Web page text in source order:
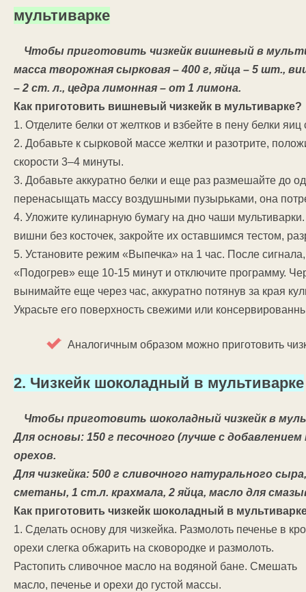
мультиварке
Чтобы приготовить чизкейк вишневый в
масса творожная сырковая – 400 г, яйца – 5 шт.,
– 2 ст. л., цедра лимонная – от 1 лимона.
Как приготовить вишневый чизкейк в мультиварке?
1. Отделите белки от желтков и взбейте в пену белки яиц
2. Добавьте к сырковой массе желтки и разотрите,
скорости 3–4 минуты.
3. Добавьте аккуратно белки и еще раз размешайте до
перенасыщать массу воздушными пузырьками, она
4. Уложите кулинарную бумагу на дно чаши
вишни без косточек, закройте их оставшимся тестом,
5. Установите режим «Выпечка» на 1 час. После
«Подогрев» еще 10-15 минут и отключите программу.
вынимайте еще через час, аккуратно потянув за края
Украсьте его поверхность свежими или
Аналогичным образом можно приготовить
2. Чизкейк шоколадный в мультиварке
Чтобы приготовить шоколадный чизкейк в
Для основы: 150 г песочного (лучше с добавлением
орехов.
Для чизкейка: 500 г сливочного натурального
сметаны, 1 ст.л. крахмала, 2 яйца, масло для
Как приготовить чизкейк шоколадный в
1. Сделать основу для чизкейка. Размолоть печенье в
орехи слегка обжарить на сковородке и размолоть.
Растопить сливочное масло на водяной бане. Смешать
масло, печенье и орехи до густой массы.